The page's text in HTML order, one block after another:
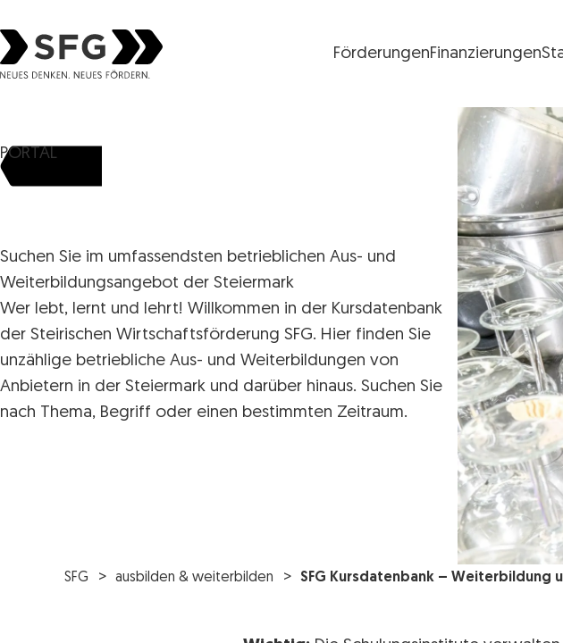
FörderungenFinanzierungen
PORTAL
Suchen Sie im umfassendsten betrieblichen Aus- und
Weiterbildungsangebot der Steiermark
Wer lebt, lernt und lehrt! Willkommen in der Kursdatenbank
der Steirischen Wirtschaftsförderung SFG. Hier finden Sie
unzählige betriebliche Aus- und Weiterbildungen von
Anbietern in der Steiermark und darüber hinaus. Suchen Sie
nach Thema, Begriff oder einen bestimmten Zeitraum.
SFG ausbilden & weiterbilden SFG Kursdatenbank – Weiterbildung